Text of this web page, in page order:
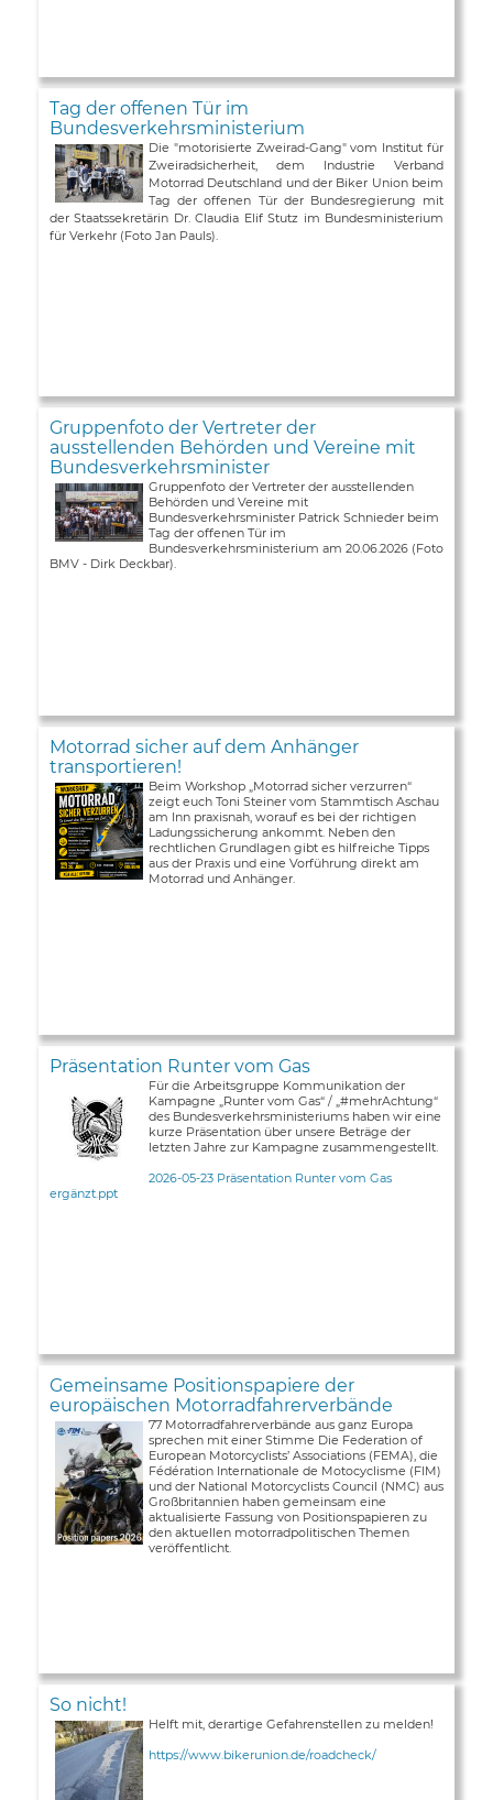
Tag der offenen Tür im
Bundesverkehrsministerium
Die "motorisierte Zweirad-Gang" vom Institut für
Zweiradsicherheit, dem Industrie Verband
Motorrad Deutschland und der Biker Union beim
Tag der offenen Tür der Bundesregierung mit
der Staatssekretärin Dr. Claudia Elif Stutz im Bundesministerium
für Verkehr (Foto Jan Pauls).
Gruppenfoto der Vertreter der
ausstellenden Behörden und Vereine mit
Bundesverkehrsminister
Gruppenfoto der Vertreter der ausstellenden
Behörden und Vereine mit
Bundesverkehrsminister Patrick Schnieder beim
Tag der offenen Tür im
Bundesverkehrsministerium am 20.06.2026 (Foto
BMV - Dirk Deckbar).
Motorrad sicher auf dem Anhänger
transportieren!
Beim Workshop „Motorrad sicher verzurren“
zeigt euch Toni Steiner vom Stammtisch Aschau
am Inn praxisnah, worauf es bei der richtigen
Ladungssicherung ankommt. Neben den
rechtlichen Grundlagen gibt es hilfreiche Tipps
aus der Praxis und eine Vorführung direkt am
Motorrad und Anhänger.
Präsentation Runter vom Gas
Für die Arbeitsgruppe Kommunikation der
Kampagne „Runter vom Gas“ / „#mehrAchtung“
des Bundesverkehrsministeriums haben wir eine
kurze Präsentation über unsere Beträge der
letzten Jahre zur Kampagne zusammengestellt.
2026-05-23 Präsentation Runter vom Gas
ergänzt.ppt
Gemeinsame Positionspapiere der
europäischen Motorradfahrerverbände
77 Motorradfahrerverbände aus ganz Europa
sprechen mit einer Stimme Die Federation of
European Motorcyclists’ Associations (FEMA), die
Fédération Internationale de Motocyclisme (FIM)
und der National Motorcyclists Council (NMC) aus
Großbritannien haben gemeinsam eine
aktualisierte Fassung von Positionspapieren zu
den aktuellen motorradpolitischen Themen
veröffentlicht.
So nicht!
Helft mit, derartige Gefahrenstellen zu melden!
https://www.bikerunion.de/roadcheck/